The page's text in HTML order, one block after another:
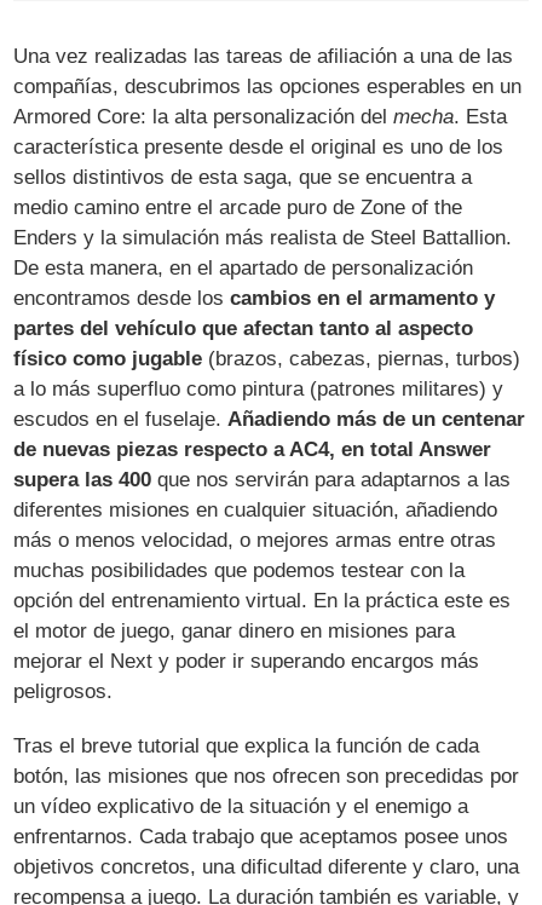
Una vez realizadas las tareas de afiliación a una de las
compañías, descubrimos las opciones esperables en un
Armored Core: la alta personalización delmecha. Esta
característica presente desde el original es uno de los
sellos distintivos de esta saga, que se encuentra a
medio camino entre el arcade puro de Zone of the
Enders y la simulación más realista de Steel Battallion.
De esta manera, en el apartado de personalización
encontramos desde loscambios en el armamento y
partes del vehículo que afectan tanto al aspecto
físico como jugable (brazos, cabezas, piernas, turbos)
a lo más superfluo como pintura (patrones militares) y
escudos en el fuselaje.Añadiendo más de un centenar
de nuevas piezas respecto a AC4, en total Answer
supera las 400 que nos servirán para adaptarnos a las
diferentes misiones en cualquier situación, añadiendo
más o menos velocidad, o mejores armas entre otras
muchas posibilidades que podemos testear con la
opción del entrenamiento virtual. En la práctica este es
el motor de juego, ganar dinero en misiones para
mejorar el Next y poder ir superando encargos más
peligrosos.
Tras el breve tutorial que explica la función de cada
botón, las misiones que nos ofrecen son precedidas por
un vídeo explicativo de la situación y el enemigo a
enfrentarnos. Cada trabajo que aceptamos posee unos
objetivos concretos, una dificultad diferente y claro, una
recompensa a juego. La duración también es variable, y